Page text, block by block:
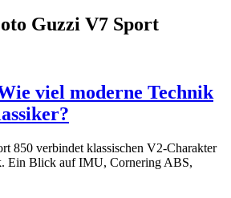
Guzzi V7 Sport
viel moderne Technik
850 verbindet klassischen V2-Charakter
Ein Blick auf IMU, Cornering ABS,